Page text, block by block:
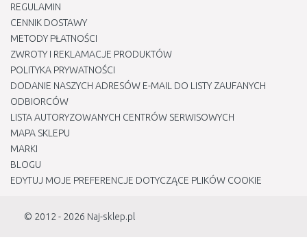
REGULAMIN
CENNIK DOSTAWY
METODY PŁATNOŚCI
ZWROTY I REKLAMACJE PRODUKTÓW
POLITYKA PRYWATNOŚCI
DODANIE NASZYCH ADRESÓW E-MAIL DO LISTY ZAUFANYCH
ODBIORCÓW
LISTA AUTORYZOWANYCH CENTRÓW SERWISOWYCH
MAPA SKLEPU
MARKI
BLOGU
EDYTUJ MOJE PREFERENCJE DOTYCZĄCE PLIKÓW COOKIE
© 2012 - 2026 Naj-sklep.pl